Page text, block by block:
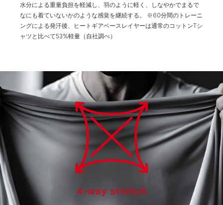
水分による重量負担を軽減し、羽のように軽く、しなやかでまるで
なにも着ていないかのような感覚を継続する。
※60分間のトレーニ
ングによる発汗後、ヒートギアベースレイヤーは通常のコットンTシ
ャツと比べて53%軽量（自社調べ）